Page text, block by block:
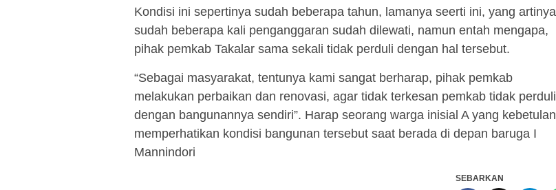
Kondisi ini sepertinya sudah beberapa tahun, lamanya seerti ini, yang artinya
sudah beberapa kali penganggaran sudah dilewati, namun entah mengapa,
pihak pemkab Takalar sama sekali tidak perduli dengan hal tersebut.
“Sebagai masyarakat, tentunya kami sangat berharap, pihak pemkab
melakukan perbaikan dan renovasi, agar tidak terkesan pemkab tidak perduli
dengan bangunannya sendiri”. Harap seorang warga inisial A yang kebetulan
memperhatikan kondisi bangunan tersebut saat berada di depan baruga I
Mannindori
SEBARKAN